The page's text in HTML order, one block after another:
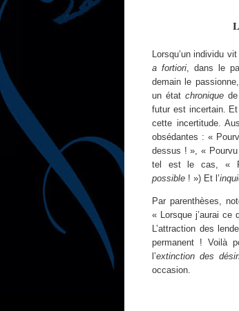
Lorsqu’un individu
a fortiori , dans le
demain le passionne,
un état chronique
futur est incertain.
cette incertitude.
obsédantes : «
dessus ! », «
tel est le cas, «
possible ! ») Et l’
Par parenthèses,
« Lorsque j’aurai ce
L’attraction des
permanent ! Voilà
l’extinction des
occasion.